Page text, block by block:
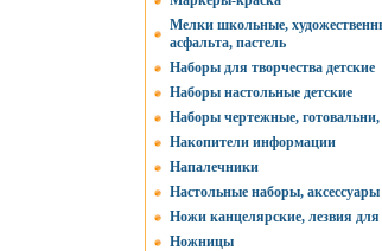
Мелки школьные,
асфальта, пастель
Наборы для творчества детские
Наборы настольные детские
Наборы чертежные,
Накопители информации
Напалечники
Настольные наборы, аксессуары
Ножи канцелярские, лезвия
Ножницы